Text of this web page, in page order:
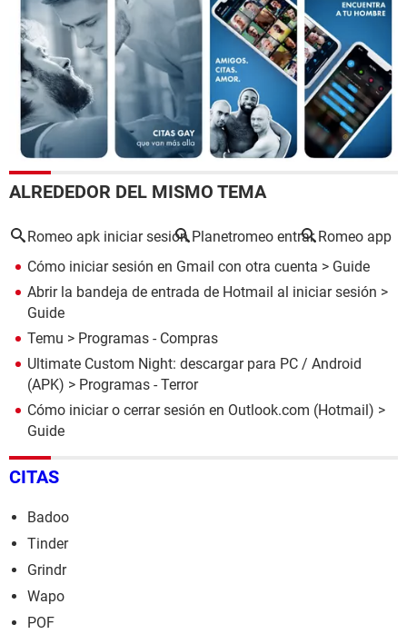
ALREDEDOR DEL MISMO TEMA
Romeo apk iniciar sesión Planetromeo entrar Romeo app
Cómo iniciar sesión en Gmail con otra cuenta > Guide
Abrir la bandeja de entrada de Hotmail al iniciar sesión >
Guide
Temu > Programas - Compras
Ultimate Custom Night: descargar para PC / Android
(APK) > Programas - Terror
Cómo iniciar o cerrar sesión en Outlook.com (Hotmail) >
Guide
CITAS
Badoo
Tinder
Grindr
Wapo
POF